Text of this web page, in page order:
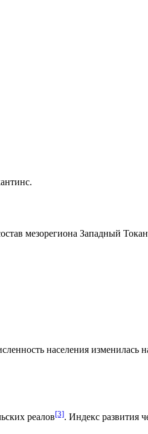
.
мезорегиона Западный
населения изменилась
реалов[3]. Индекс развития